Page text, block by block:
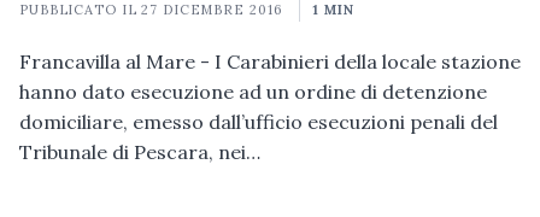
PUBBLICATO IL27 DICEMBRE 2016 1 MIN
Francavilla al Mare - I Carabinieri della locale stazione
hanno dato esecuzione ad un ordine di detenzione
domiciliare, emesso dall’ufficio esecuzioni penali del
Tribunale di Pescara, nei…